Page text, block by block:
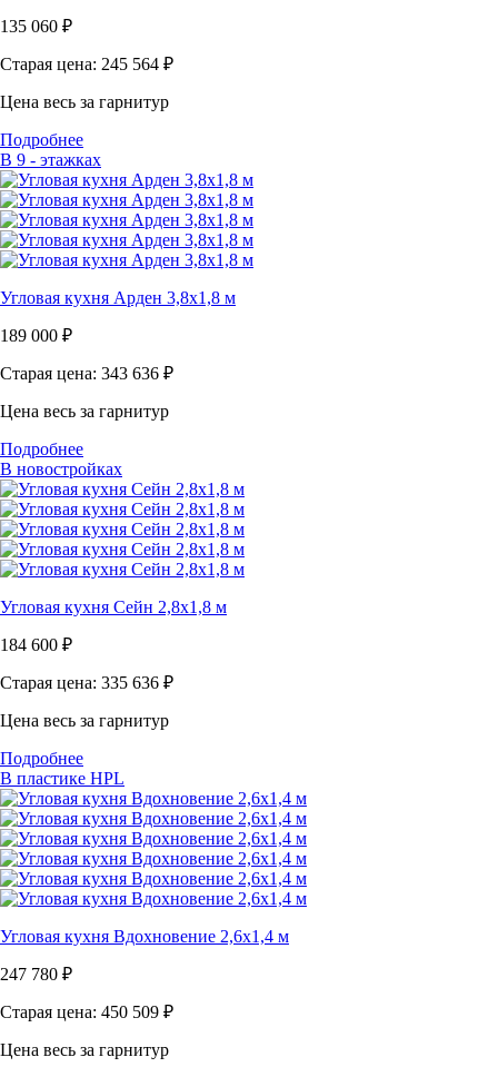
135 060 ₽
Старая цена: 245 564 ₽
Цена весь за гарнитур
Подробнее
В 9 - этажках
Угловая кухня Арден 3,8х1,8 м
189 000 ₽
Старая цена: 343 636 ₽
Цена весь за гарнитур
Подробнее
В новостройках
Угловая кухня Сейн 2,8х1,8 м
184 600 ₽
Старая цена: 335 636 ₽
Цена весь за гарнитур
Подробнее
В пластике HPL
Угловая кухня Вдохновение 2,6х1,4 м
247 780 ₽
Старая цена: 450 509 ₽
Цена весь за гарнитур